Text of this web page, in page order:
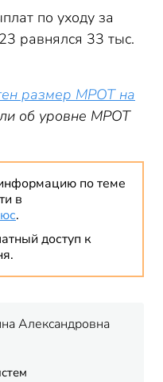
по уходу за
равнялся 33 тыс.
размер МРОТ на
об уровне МРОТ
по теме
в
.
доступ к
Александровна